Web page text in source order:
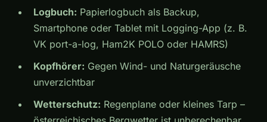
Logbuch: Papierlogbuch als Backup,
Smartphone oder Tablet mit Logging-App (z. B.
VK port-a-log, Ham2K POLO oder HAMRS)
Kopfhörer: Gegen Wind- und Naturgeräusche
unverzichtbar
Wetterschutz: Regenplane oder kleines Tarp –